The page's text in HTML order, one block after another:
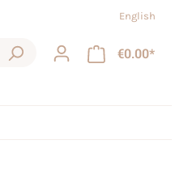
English
€0.00*